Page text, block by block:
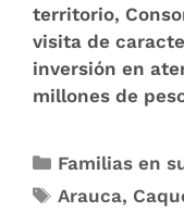
territorio,
visita de
inversión en
millones de
Familias en
Arauca,